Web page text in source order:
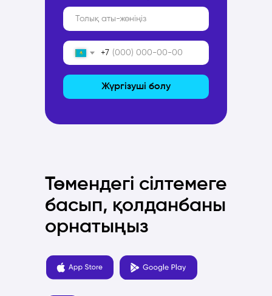
+7
Жүргізуші болу
Төмендегі сілтемеге
басып, қолданбаны
орнатыңыз